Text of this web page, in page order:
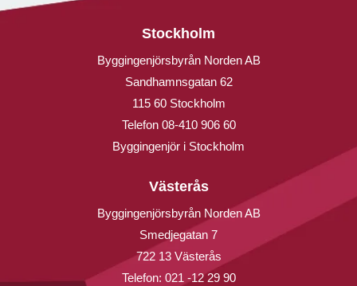
Stockholm
Byggingenjörsbyrån Norden AB
Sandhamnsgatan 62
115 60 Stockholm
Telefon 08-410 906 60
Byggingenjör i Stockholm
Västerås
Byggingenjörsbyrån Norden AB
Smedjegatan 7
722 13 Västerås
Telefon: 021 -12 29 90